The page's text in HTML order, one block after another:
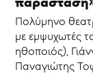
Πολύμηνο
με εμψυχωτές
ηθοποιός),
Παναγιώτης
Ψηφιακές
Εκδόσεις
ΘΟΚ
|
παραγωγές,
δράσεις